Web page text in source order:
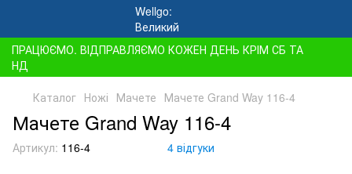
ПРАЦЮЄМО. ВІДПРАВЛЯЄМО КОЖЕН ДЕНЬ КРІМ СБ ТА
НД
Каталог Ножі Мачете Мачете Grand Way 116-4
Мачете Grand Way 116-4
Артикул: 116-4 4 відгуки